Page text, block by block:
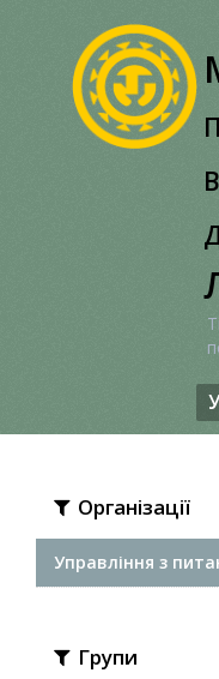
Організації
Управління з
Групи